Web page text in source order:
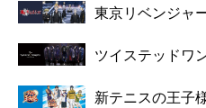
東京リベンジャ
ツイステッドワ
新テニスの王子